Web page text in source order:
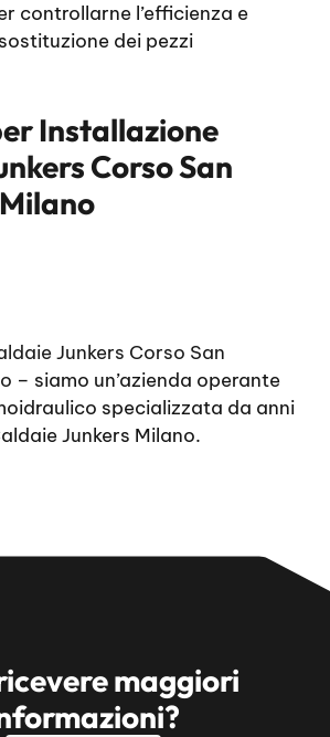
controllarne l’efficienza e
dei pezzi
Installazione
Corso San
Junkers Corso San
– siamo un’azienda operante
specializzata da anni
Junkers Milano.
maggiori